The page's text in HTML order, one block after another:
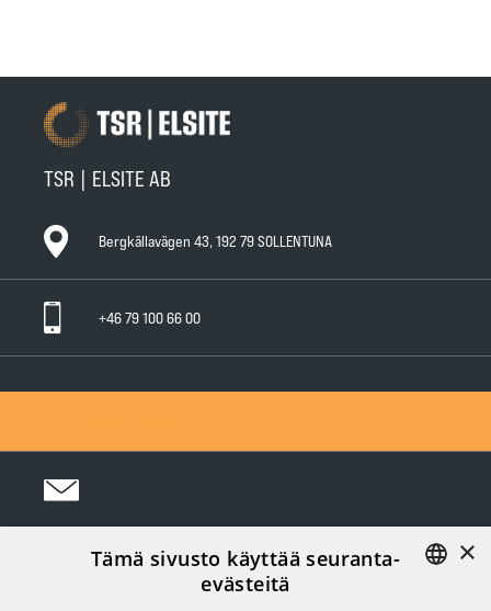
TSR | ELSITE AB
Bergkällavägen 43, 192 79 SOLLENTUNA
+46 79 100 66 00
×
Tämä sivusto käyttää seuranta-
evästeitä